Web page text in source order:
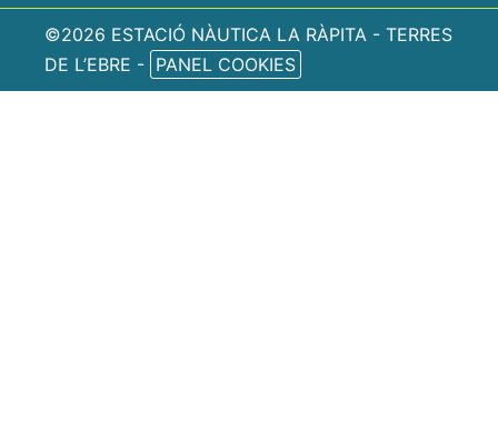
©2026 ESTACIÓ NÀUTICA LA RÀPITA - TERRES
DE L’EBRE - PANEL COOKIES